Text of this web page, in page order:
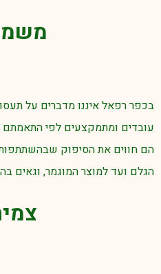
בכפר רפאל איננו מדברים על
עובדים ומתמקצעים לפי התאמתם
הם חווים את הסיפוק שבהשתתפות
הגלם ועד למוצר המוגמר, וגאים